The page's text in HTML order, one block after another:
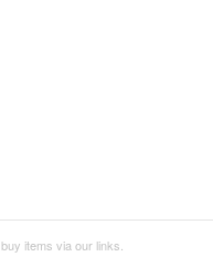
items via our links.